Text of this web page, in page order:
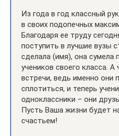
Из года в год классный
в своих подопечных
Благодаря ее труду
поступить в лучшие вузы
сделала (имя), она сумела
учеников своего класса.
встречи, ведь именно они
сплотиться, и теперь
одноклассники – они
Пусть Ваша жизни будет
счастьем!